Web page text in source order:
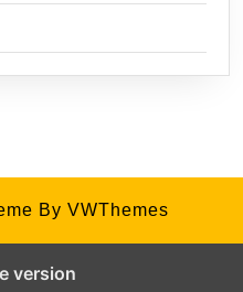
By VWThemes
version